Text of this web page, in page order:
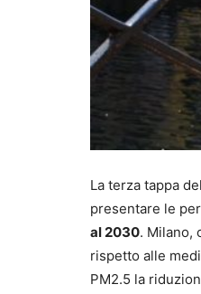
La terza tappa
presentare le
al 2030. Milano,
rispetto alle
PM2.5 la